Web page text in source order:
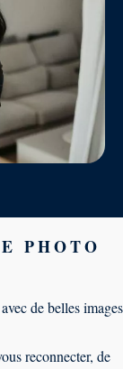
PHOTO
de belles images
reconnecter, de